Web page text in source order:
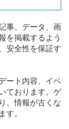
事、データ、画
を掲載するよう
安全性を保証す
ート内容、イベ
ております。ゲ
、情報が古くな
す。